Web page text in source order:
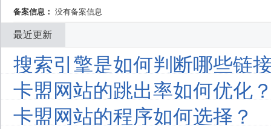
备案信息： 没有备案信息
最近更新
搜索引擎是如何判断哪些链
卡盟网站的跳出率如何优化
卡盟网站的程序如何选择？